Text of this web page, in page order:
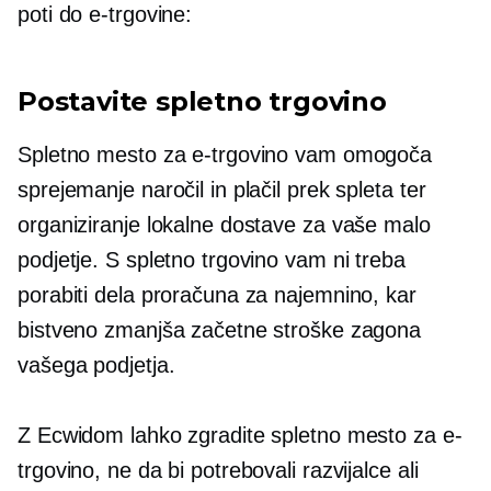
poti do e-trgovine:
Postavite spletno trgovino
Spletno mesto za e-trgovino vam omogoča
sprejemanje naročil in plačil prek spleta ter
organiziranje lokalne dostave za vaše malo
podjetje. S spletno trgovino vam ni treba
porabiti dela proračuna za najemnino, kar
bistveno zmanjša začetne stroške zagona
vašega podjetja.
Z Ecwidom lahko zgradite spletno mesto za e-
trgovino, ne da bi potrebovali razvijalce ali